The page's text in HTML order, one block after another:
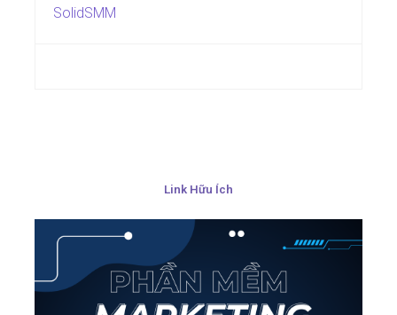
SolidSMM
Link Hữu Ích